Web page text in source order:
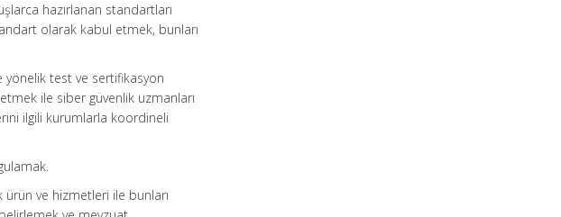
hazırlanan standartları
olarak kabul etmek, bunları
yönelik test ve sertifikasyon
ile siber güvenlik uzmanları
ilgili kurumlarla koordineli
ürün ve hizmetleri ile bunları